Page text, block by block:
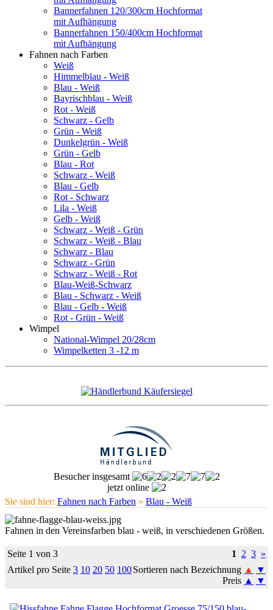
Bannerfahnen 120/300cm Hochformat
mit Aufhängung
Bannerfahnen 150/400cm Hochformat
mit Aufhängung
Fahnen nach Farben
Weiß
Himmelblau - Weiß
Blau - Weiß
Bayrischblau - Weiß
Rot - Weiß
Schwarz - Gelb
Grün - Weiß
Dunkelgrün - Weiß
Grün - Gelb
Blau - Rot
Schwarz - Weiß
Blau - Gelb
Rot - Schwarz
Lila - Weiß
Gelb - Weiß
Schwarz - Weiß - Grün
Schwarz - Weiß - Blau
Schwarz - Blau
Schwarz - Grün
Schwarz - Weiß - Rot
Blau-Weiß-Schwarz
Blau - Schwarz - Weiß
Blau - Gelb - Weiß
Rot - Grün - Weiß
Wimpel
National-Wimpel 20/28cm
Wimpelketten 3 -12 m
Besucher insgesamt
jetzt online
Sie sind hier: Fahnen nach Farben » Blau - Weiß
Fahnen in den Vereinsfarben blau - weiß, in verschiedenen Größen.
Seite 1 von 3 1 2 3 »
Artikel pro Seite 3 10 20 50 100Sortieren nach Bezeichnung ▲
▼
Preis ▲ ▼